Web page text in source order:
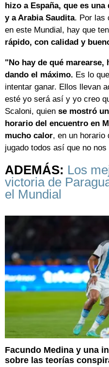
hizo a España, que es
y a Arabia Saudita. Por las
en este Mundial, hay que
rápido, con calidad y
"No hay de qué
dando el máximo. Es lo
intentar ganar. Ellos llevan
esté yo será así y yo creo
Scaloni, quien se mostró
horario del encuentro en
mucho calor, en un horario
jugado todos así que no
ADEMÁS: Los
victoria de
el Mundial
Facundo Medina y una
sobre las teorías